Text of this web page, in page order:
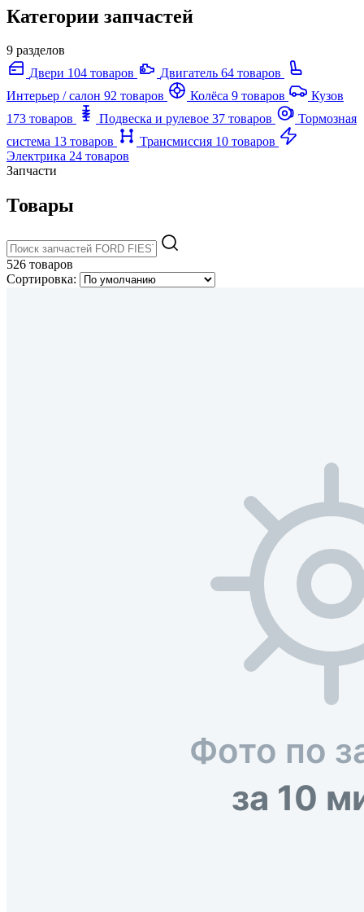
Категории запчастей
9 разделов
Двери 104 товаров Двигатель 64 товаров
Интерьер / салон 92 товаров Колёса 9 товаров
Кузов
173 товаров
Подвеска и рулевое 37 товаров
Тормозная
система 13 товаров Трансмиссия 10 товаров
Электрика 24 товаров
Запчасти
Товары
526 товаров
Сортировка: